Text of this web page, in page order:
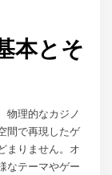
本とそ
物理的なカジノ
間で再現したゲ
まりません。オ
なテーマやゲー